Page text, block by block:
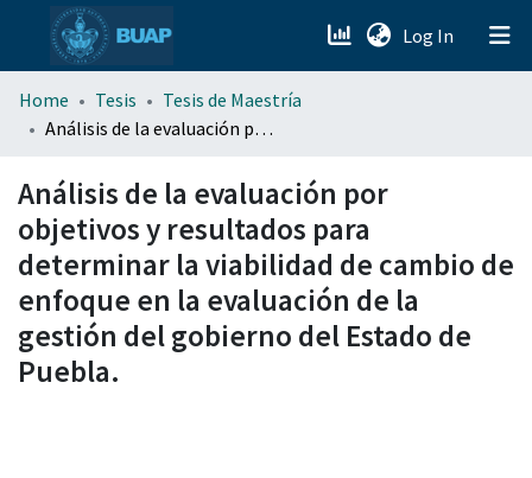
Log In (current)
menu.section.about_menu
Home Tesis
Tesis de Maestría
Análisis de la evaluación por objetivos y resultados para determinar la viabilidad de cambio de enfoque en la evaluación de la gestión del gobierno del Estado de Puebla.
Análisis de la evaluación por
objetivos y resultados para
determinar la viabilidad de cambio de
enfoque en la evaluación de la
gestión del gobierno del Estado de
Puebla.